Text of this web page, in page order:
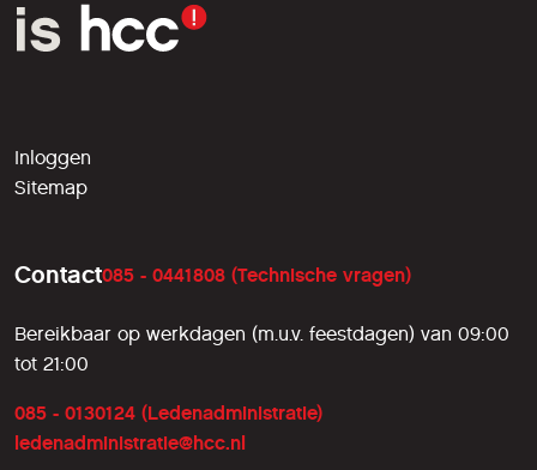
Inloggen
Sitemap
Contact085 - 0441808 (Technische vragen)
Bereikbaar op werkdagen (m.u.v. feestdagen) van 09:00
tot 21:00
085 - 0130124 (Ledenadministratie)
ledenadministratie@hcc.nl